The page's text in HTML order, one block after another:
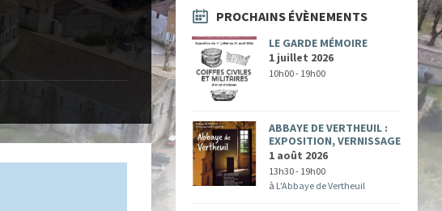
PROCHAINS ÉVÈNEMENTS
LE GARDE MÉMOIRE
1 juillet 2026
10h00 - 19h00
ABBAYE DE VERTHEUIL :
EXPOSITION, VERNISSAGE
1 août 2026
13h30 - 19h00
à L'Abbaye de Vertheuil